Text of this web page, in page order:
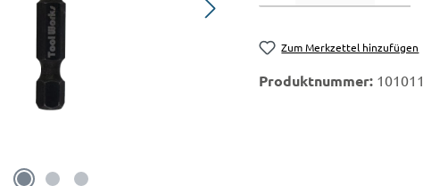
Zum Merkzettel hinzufügen
Produktnummer: 101011